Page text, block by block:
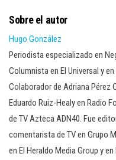
Sobre el autor
Hugo González
Periodista especializado en
Columnista en El Universal y
Colaborador de Adriana Pérez
Eduardo Ruiz-Healy en Radio
de TV Azteca ADN40. Fue
comentarista de TV en Grupo
en El Heraldo Media Group y